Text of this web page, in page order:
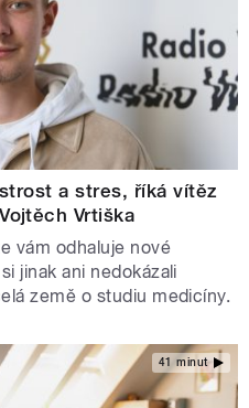
a stres, říká vítěz
Vrtiška
vám odhaluje nové
jinak ani nedokázali
země o studiu medicíny.
41 minut